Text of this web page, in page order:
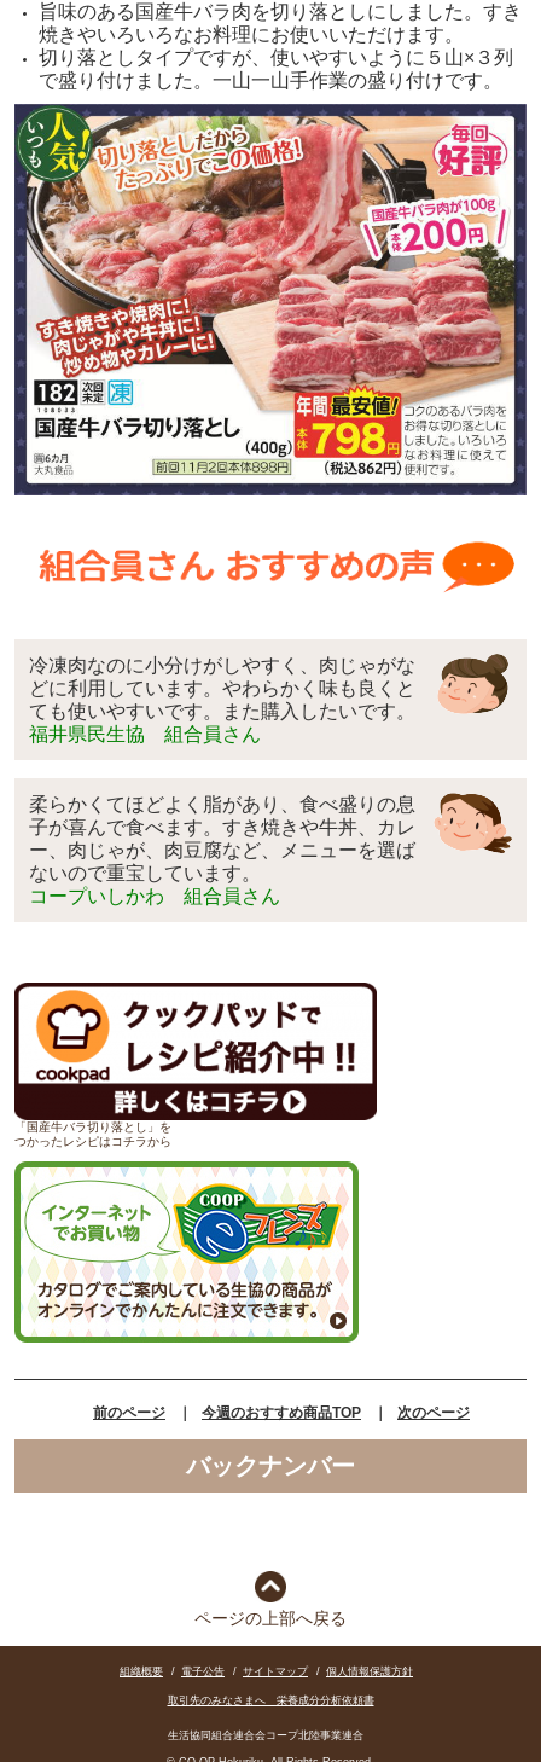
旨味のある国産牛バラ肉を切り落としにしました。すき
焼きやいろいろなお料理にお使いいただけます。
切り落としタイプですが、使いやすいように５山×３列
で盛り付けました。一山一山手作業の盛り付けです。
冷凍肉なのに小分けがしやすく、肉じゃがな
どに利用しています。やわらかく味も良くと
ても使いやすいです。また購入したいです。
福井県民生協 組合員さん
柔らかくてほどよく脂があり、食べ盛りの息
子が喜んで食べます。すき焼きや牛丼、カレ
ー、肉じゃが、肉豆腐など、メニューを選ば
ないので重宝しています。
コープいしかわ 組合員さん
「国産牛バラ切り落とし」を
つかったレシピはコチラから
前のページ 今週のおすすめ商品TOP 次のページ
バックナンバー
ページの上部へ戻る
組織概要 / 電子公告 / サイトマップ / 個人情報保護方針
取引先のみなさまへ 栄養成分分析依頼書
生活協同組合連合会コープ北陸事業連合